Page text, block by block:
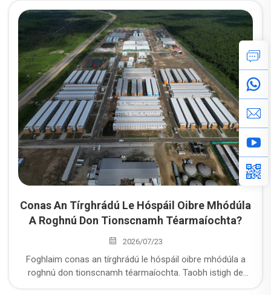
chun freastal ar iarrachtaí ag éirí níos mó agus go bhfuil
éifeacht oibriúcháin ard acu fós. Roghnaigh Tíreanna
Modúlaí sa Tionscail Fuinnimh agus na Mianlann: Loighic
Roghnaithe Pragmatica ó "Spás Cónaithe" go "Tábhacht an
Ghluaisteáin i gCoingheall Oibre"
Conas An Tírghrádú Le Hóspáil Oibre Mhódúla
A Roghnú Don Tionscnamh Téarmaíochta?
2026/07/23
Foghlaim conas an tírghrádú le hóspáil oibre mhódúla a
roghnú don tionscnamh téarmaíochta. Taobh istigh de